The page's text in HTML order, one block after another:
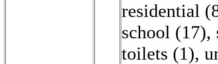
residential
school (17),
toilets (1),